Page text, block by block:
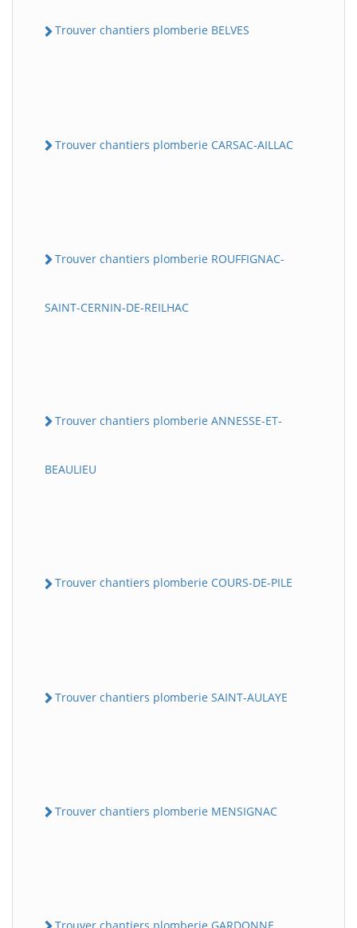
Trouver chantiers plomberie BELVES
Trouver chantiers plomberie CARSAC-AILLAC
Trouver chantiers plomberie ROUFFIGNAC-
SAINT-CERNIN-DE-REILHAC
Trouver chantiers plomberie ANNESSE-ET-
BEAULIEU
Trouver chantiers plomberie COURS-DE-PILE
Trouver chantiers plomberie SAINT-AULAYE
Trouver chantiers plomberie MENSIGNAC